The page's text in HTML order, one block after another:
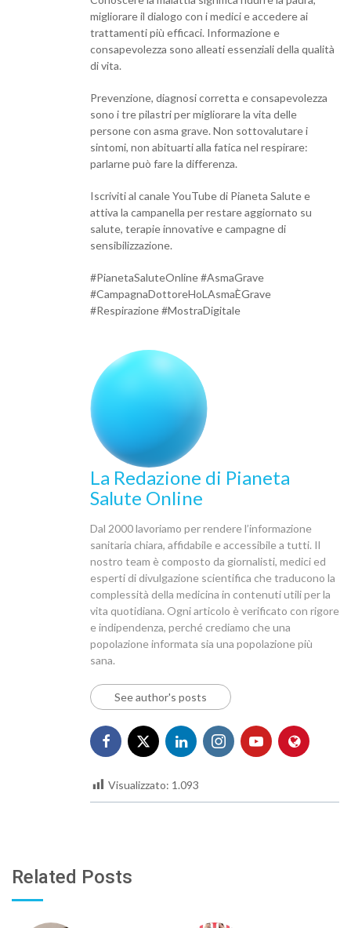
migliorare il dialogo con i medici e accedere ai
trattamenti più efficaci. Informazione e
consapevolezza sono alleati essenziali della qualità
di vita.
Prevenzione, diagnosi corretta e consapevolezza
sono i tre pilastri per migliorare la vita delle
persone con asma grave. Non sottovalutare i
sintomi, non abituarti alla fatica nel respirare:
parlarne può fare la differenza.
Iscriviti al canale YouTube di Pianeta Salute e
attiva la campanella per restare aggiornato su
salute, terapie innovative e campagne di
sensibilizzazione.
#PianetaSaluteOnline #AsmaGrave
#CampagnaDottoreHoLAsmaÈGrave
#Respirazione #MostraDigitale
La Redazione di Pianeta
Salute Online
Dal 2000 lavoriamo per rendere l’informazione
sanitaria chiara, affidabile e accessibile a tutti. Il
nostro team è composto da giornalisti, medici ed
esperti di divulgazione scientifica che traducono la
complessità della medicina in contenuti utili per la
vita quotidiana. Ogni articolo è verificato con rigore
e indipendenza, perché crediamo che una
popolazione informata sia una popolazione più
sana.
See author's posts
Visualizzato: 1.093
Related Posts